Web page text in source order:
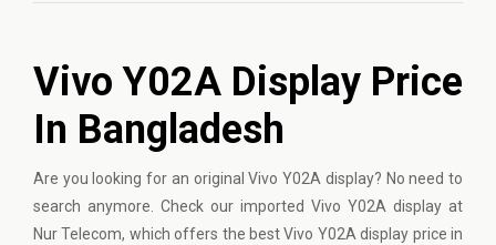
Vivo Y02A Display Price
In Bangladesh
Are you looking for an original Vivo Y02A display? No need to
search anymore. Check our imported Vivo Y02A display at
Nur Telecom, which offers the best Vivo Y02A display price in